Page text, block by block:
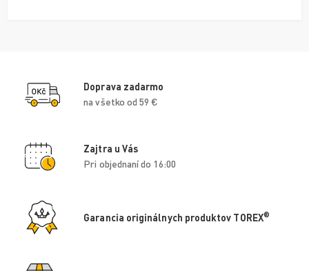
Doprava zadarmo
na všetko od 59 €
Zajtra u Vás
Pri objednaní do 16:00
Garancia originálnych produktov TOREX®